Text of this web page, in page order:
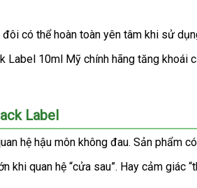
đôi khuyến
mãi
có thể hoàn toàn yên tâm khi sử
Label
hệ hậu môn không đaukhách
hàng
. Sản phẩm
khi quan hệ “cửa sau”đổi
. Hay cảm giác